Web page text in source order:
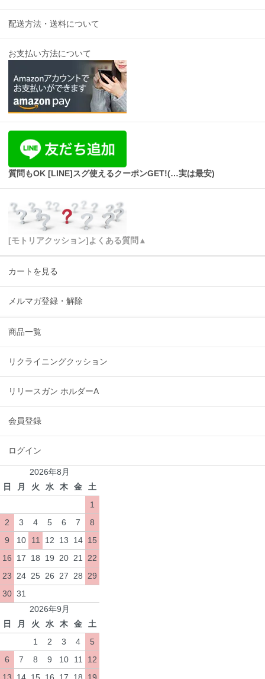
配送方法・送料について
お支払い方法について
質問もOK [LINE]スグ使えるクーポンGET!(…実は最安)
[モトリアクッション]よくある質問▲
カートを見る
メルマガ登録・解除
商品一覧
リクライニングクッション
リリースガン ホルダーA
会員登録
ログイン
2026年8月
日
月 火 水 木 金
土
1
2
3 4 5 6 7
8
9
10 11 12 13 14 15
16
17 18 19 20 21
22
23
24 25 26 27 28
29
30 31
2026年9月
日
月 火 水 木 金
土
1
2 3 4
5
6
7 8 9 10 11
12
13
14 15 16 17 18 19